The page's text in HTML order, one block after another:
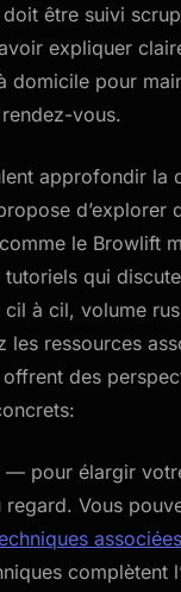
être suivi
expliquer
domicile pour
vous.
approfondir la
d’explorer
le Browlift
tutoriels qui
à cil, volume
les ressources
des
— pour élargir
regard. Vous
associées
complètent